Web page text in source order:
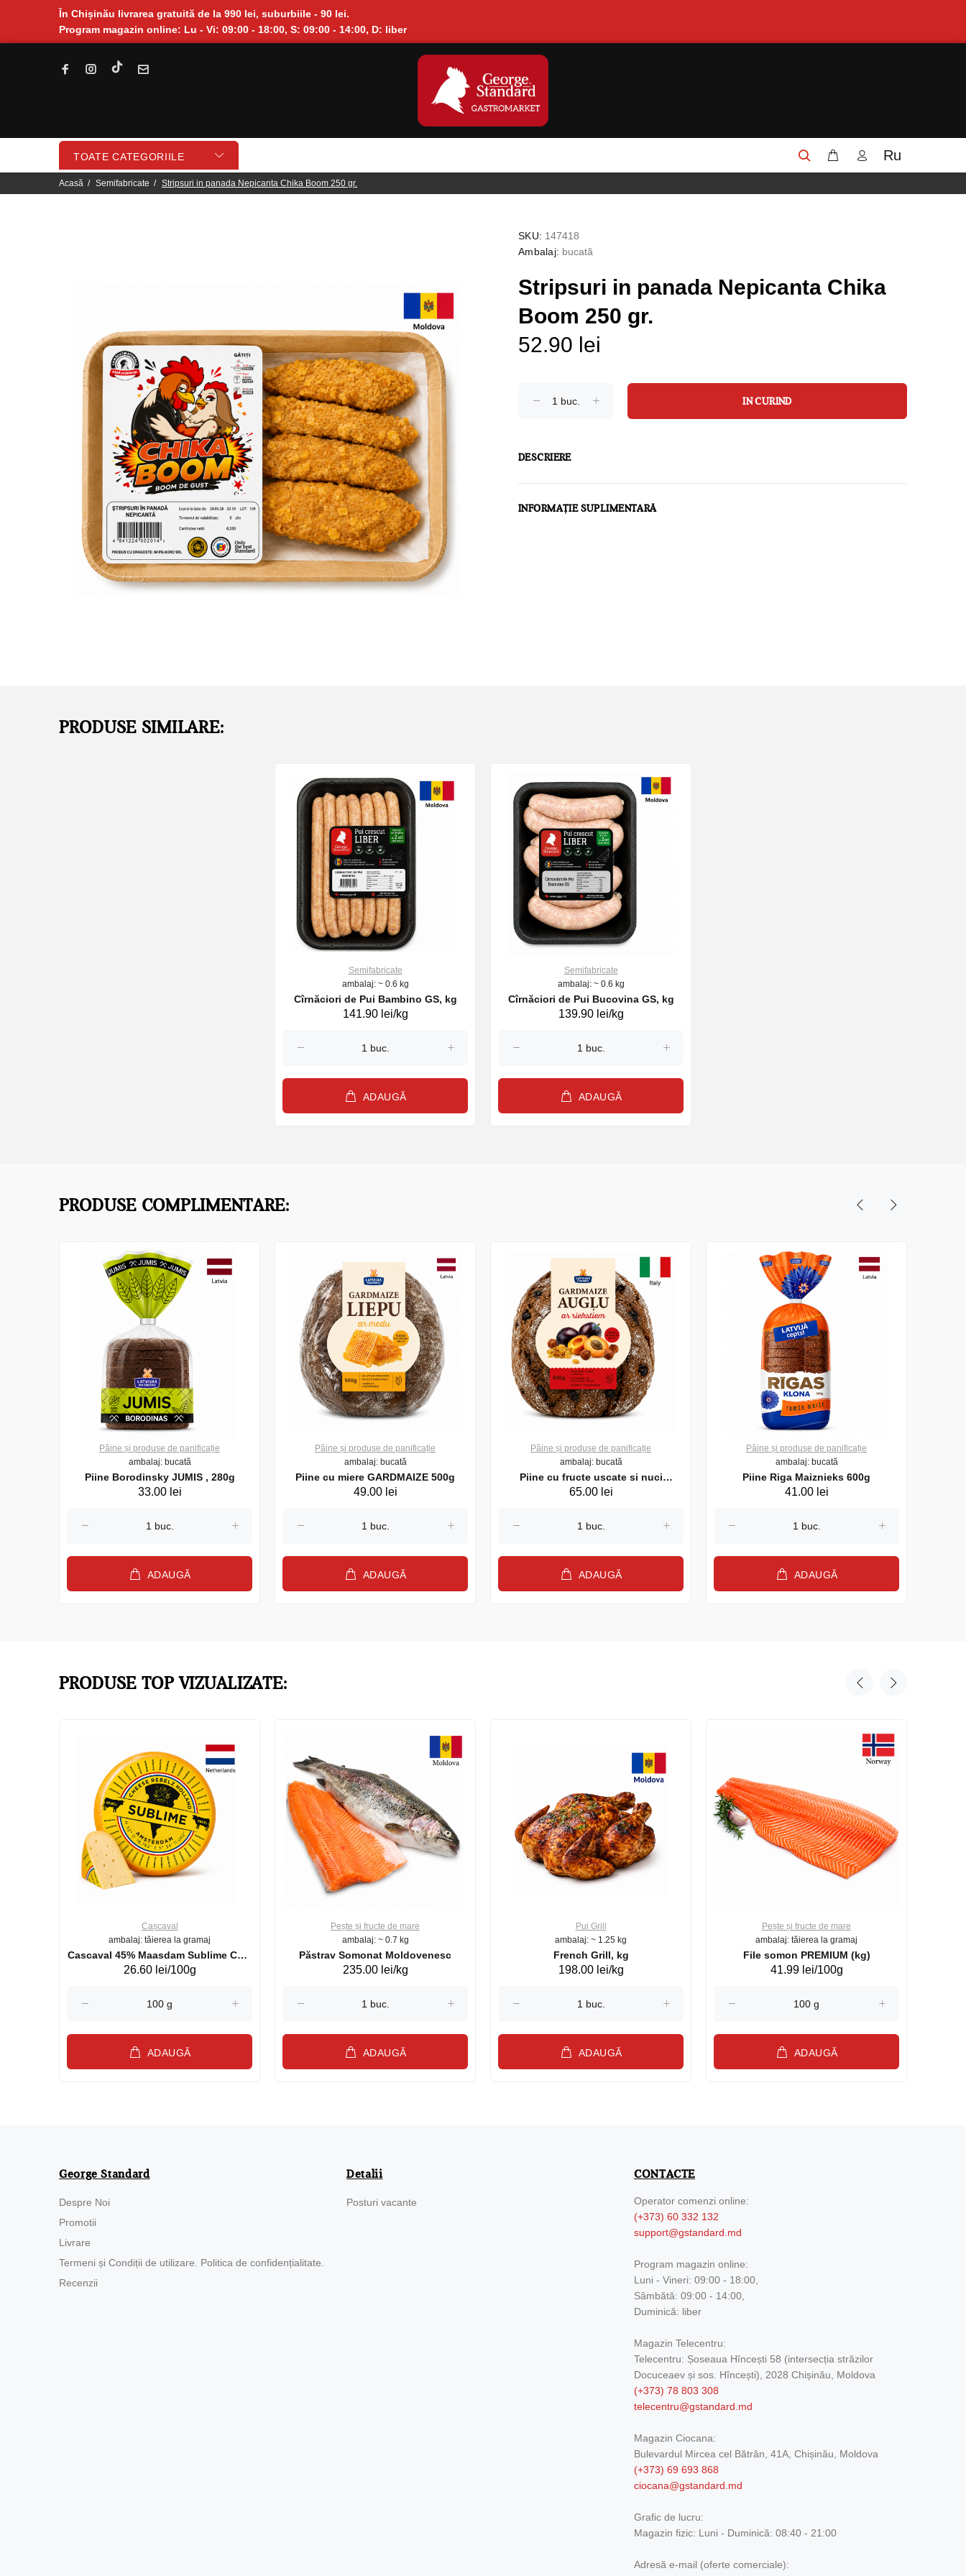
În Chișinău livrarea gratuită de la 990 lei, suburbiile - 90 lei.
Program magazin online: Lu - Vi: 09:00 - 18:00, S: 09:00 - 14:00, D: liber
TOATE CATEGORIILE Ru
Acasă Semifabricate Stripsuri in panada Nepicanta Chika Boom 250 gr.
SKU: 147418
Ambalaj: bucată
Stripsuri in panada Nepicanta Chika
Boom 250 gr.
52.90 lei
IN CURIND
DESCRIERE
INFORMAȚIE SUPLIMENTARĂ
PRODUSE SIMILARE:
Semifabricate
ambalaj: ~ 0.6 kg
Cîrnăciori de Pui Bambino GS, kg
141.90 lei/kg
ADAUGĂ
Semifabricate
ambalaj: ~ 0.6 kg
Cîrnăciori de Pui Bucovina GS, kg
139.90 lei/kg
ADAUGĂ
PRODUSE COMPLIMENTARE:
Pâine și produse de panificație
ambalaj: bucată
Piine Borodinsky JUMIS , 280g
33.00 lei
ADAUGĂ
Pâine și produse de panificație
ambalaj: bucată
Piine cu miere GARDMAIZE 500g
49.00 lei
ADAUGĂ
Pâine și produse de panificație
ambalaj: bucată
Piine cu fructe uscate si nuci
GARDMAIZE 500g
65.00 lei
ADAUGĂ
Pâine și produse de panificație
ambalaj: bucată
Piine Riga Maiznieks 600g
41.00 lei
ADAUGĂ
PRODUSE TOP VIZUALIZATE:
Cașcaval
ambalaj: tăierea la gramaj
Cascaval 45% Maasdam Sublime Cow
(075002)
26.60 lei/100g
ADAUGĂ
Pește și fructe de mare
ambalaj: ~ 0.7 kg
Păstrav Somonat Moldovenesc
235.00 lei/kg
ADAUGĂ
Pui Grill
ambalaj: ~ 1.25 kg
French Grill, kg
198.00 lei/kg
ADAUGĂ
Pește și fructe de mare
ambalaj: tăierea la gramaj
File somon PREMIUM (kg)
41.99 lei/100g
ADAUGĂ
George Standard
Despre Noi
Promotii
Livrare
Termeni și Condiții de utilizare. Politica de confidențialitate.
Recenzii
Detalii
Posturi vacante
CONTACTE
Operator comenzi online:
(+373) 60 332 132
support@gstandard.md
Program magazin online:
Luni - Vineri: 09:00 - 18:00,
Sâmbătă: 09:00 - 14:00,
Duminică: liber
Magazin Telecentru:
Telecentru: Șoseaua Hîncești 58 (intersecția străzilor
Docuceaev și sos. Hîncești), 2028 Chișinău, Moldova
(+373) 78 803 308
telecentru@gstandard.md
Magazin Ciocana:
Bulevardul Mircea cel Bătrân, 41A, Chișinău, Moldova
(+373) 69 693 868
ciocana@gstandard.md
Grafic de lucru:
Magazin fizic: Luni - Duminică: 08:40 - 21:00
Adresă e-mail (oferte comerciale):